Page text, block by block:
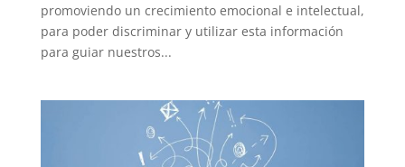
promoviendo un crecimiento emocional e intelectual,
para poder discriminar y utilizar esta información
para guiar nuestros...